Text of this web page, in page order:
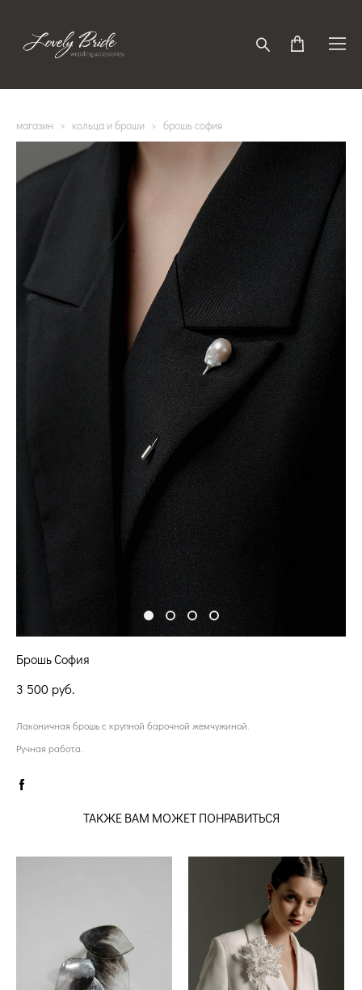
магазин > кольца и броши > брошь софия
Брошь София
3 500 pуб.
Лаконичная брошь с крупной барочной жемчужиной.
Ручная работа.
ТАКЖЕ ВАМ МОЖЕТ ПОНРАВИТЬСЯ